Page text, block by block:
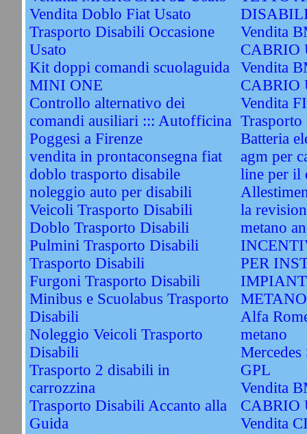
Vendita Doblo Fiat Usato
Trasporto Disabili Occasione
Usato
Kit doppi comandi scuolaguida
MINI ONE
Controllo alternativo dei
comandi ausiliari ::: Autofficina
Poggesi a Firenze
vendita in prontaconsegna fiat
doblo trasporto disabile
noleggio auto per disabili
Veicoli Trasporto Disabili
Doblo Trasporto Disabili
Pulmini Trasporto Disabili
Trasporto Disabili
Furgoni Trasporto Disabili
Minibus e Scuolabus Trasporto
Disabili
Noleggio Veicoli Trasporto
Disabili
Trasporto 2 disabili in
carrozzina
Trasporto Disabili Accanto alla
Guida
Vendita
CABRIO
Vendita
CABRIO
Vendita
Batteria
agm per
line per il
la
metano
PER
METANO
Alfa
metano
Mercedes
GPL
Vendita
CABRIO
Vendita